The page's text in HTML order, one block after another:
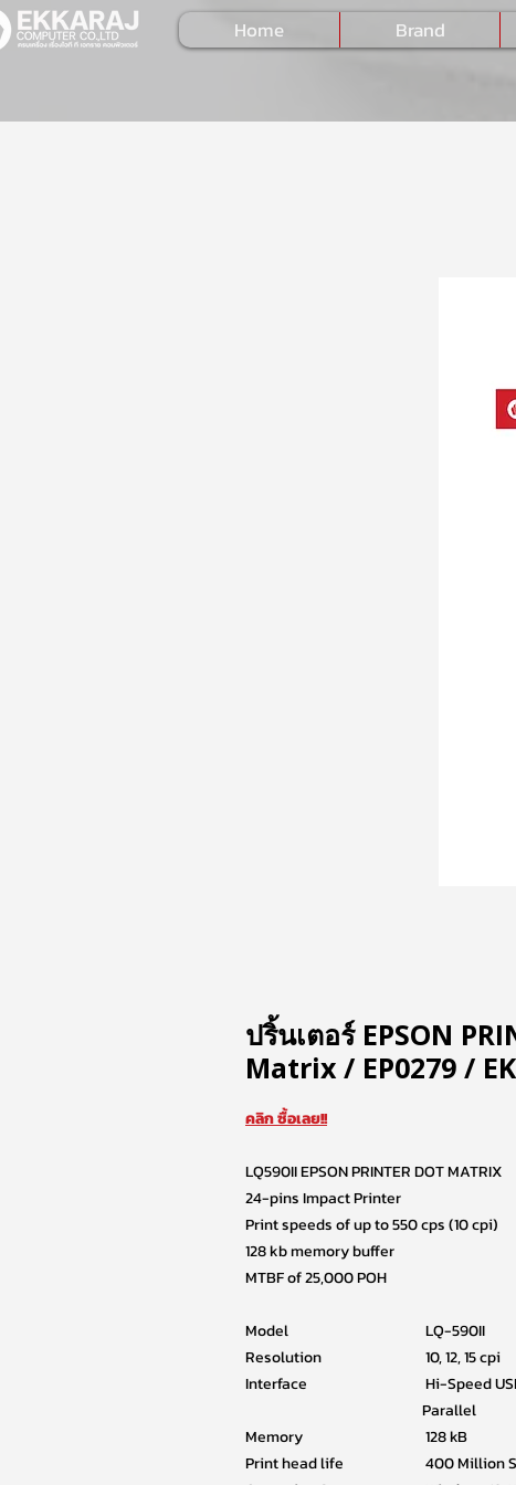
Home Brand
ปริ้นเตอร์ EPSON
Matrix / EP0279 /
คลิก ซื้อเลย!!
LQ590II EPSON PRINTER DOT MATRIX
24-pins Impact Printer
Print speeds of up to 550 cps (10 cpi)
128 kb memory buffer
MTBF of 25,000 POH
Model
LQ-590II
Resolution
10, 12, 15 cpi
Interface
Hi-Speed
Parallel
Memory
128 kB
Print head life
400 Million